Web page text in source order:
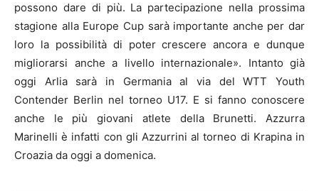
possono dare di più. La partecipazione nella prossima
stagione alla Europe Cup sarà importante anche per dar
loro la possibilità di poter crescere ancora e dunque
migliorarsi anche a livello internazionale». Intanto già
oggi Arlia sarà in Germania al via del WTT Youth
Contender Berlin nel torneo U17. E si fanno conoscere
anche le più giovani atlete della Brunetti. Azzurra
Marinelli è infatti con gli Azzurrini al torneo di Krapina in
Croazia da oggi a domenica.